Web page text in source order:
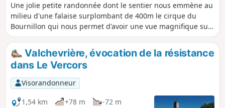
Une jolie petite randonnée dont le sentier nous emmène au
milieu d'une falaise surplombant de 400m le cirque du
Bournillon qui nous permet d'avoir une vue magnifique sur
les gorges de la Bourne. Cet itinéraire nous permet de
découvrir les sources du Moulin Marquis, la Grotte des
Gaulois ainsi que la Porte du Diable, une arche naturelle de
calcaire. Le dénivelé cumulé réel de cette randonnée est de
l'ordre de 200 m.
Valchevrière, évocation de la résistance
dans Le Vercors
Visorandonneur
1,54 km
+78 m
-72 m